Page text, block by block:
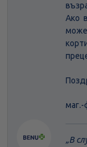
Ако
може
В